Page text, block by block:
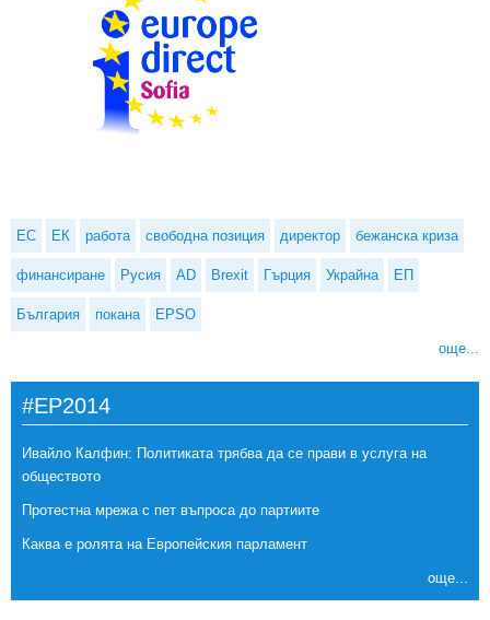
ЕС ЕК работа свободна позиция директор бежанска криза
финансиране Русия AD Brexit Гърция Украйна ЕП
България покана EPSO
още...
#EP2014
Ивайло Калфин: Политиката трябва да се прави в услуга на
обществото
Протестна мрежа с пет въпроса до партиите
Каква е ролята на Европейския парламент
още...